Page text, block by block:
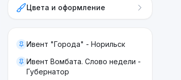
ЖестьЦвета и оформление
Ивент "Города" - Норильск
Ивент Вомбата. Слово недели -
Губернатор